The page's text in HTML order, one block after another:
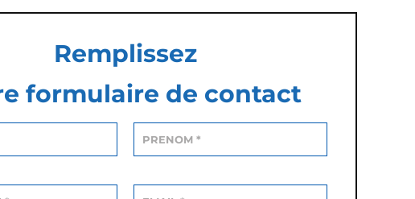
Remplissez
formulaire de contact